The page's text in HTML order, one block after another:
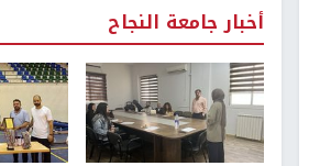
أخبار جامعة النجاح